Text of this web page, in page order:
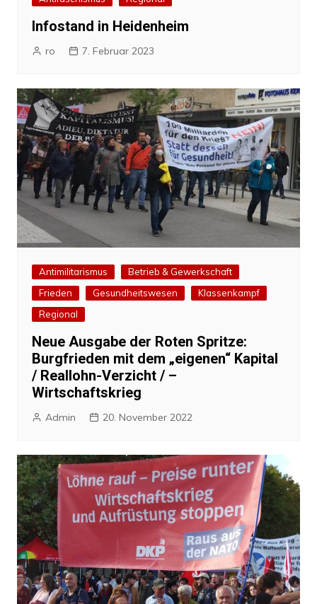
Infostand in Heidenheim
ro 7. Februar 2023
Antimilitarismus
Betrieb & Gewerkschaft
Frieden
Gesundheitswesen
Klassenkampf
Regional
Neue Ausgabe der Roten Spritze:
Burgfrieden mit dem „eigenen“ Kapital
/ Reallohn-Verzicht / –
Wirtschaftskrieg
Admin 20. November 2022